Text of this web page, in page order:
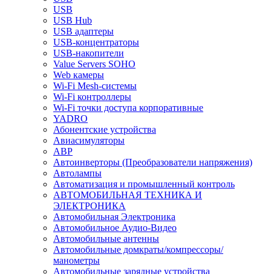
USB
USB Hub
USB адаптеры
USB-концентраторы
USB-накопители
Value Servers SOHO
Web камеры
Wi-Fi Mesh-системы
Wi-Fi контроллеры
Wi-Fi точки доступа корпоративные
YADRO
Абонентские устройства
Авиасимуляторы
АВР
Автоинверторы (Преобразователи напряжения)
Автолампы
Автоматизация и промышленный контроль
АВТОМОБИЛЬНАЯ ТЕХНИКА И
ЭЛЕКТРОНИКА
Автомобильная Электроника
Автомобильное Аудио-Видео
Автомобильные антенны
Автомобильные домкраты/компрессоры/
манометры
Автомобильные зарядные устройства